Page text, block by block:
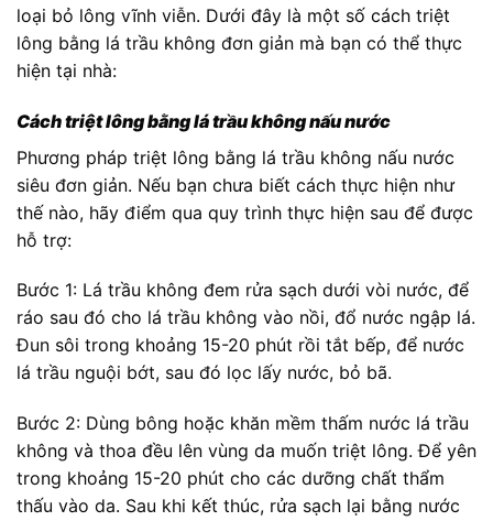
loại bỏ lông vĩnh viễn. Dưới đây là một số cách triệt
lông bằng lá trầu không đơn giản mà bạn có thể thực
hiện tại nhà:
Cách triệt lông bằng lá trầu không nấu nước
Phương pháp triệt lông bằng lá trầu không nấu nước
siêu đơn giản. Nếu bạn chưa biết cách thực hiện như
thế nào, hãy điểm qua quy trình thực hiện sau để được
hỗ trợ:
Bước 1: Lá trầu không đem rửa sạch dưới vòi nước, để
ráo sau đó cho lá trầu không vào nồi, đổ nước ngập lá.
Đun sôi trong khoảng 15-20 phút rồi tắt bếp, để nước
lá trầu nguội bớt, sau đó lọc lấy nước, bỏ bã.
Bước 2: Dùng bông hoặc khăn mềm thấm nước lá trầu
không và thoa đều lên vùng da muốn triệt lông. Để yên
trong khoảng 15-20 phút cho các dưỡng chất thẩm
thấu vào da. Sau khi kết thúc, rửa sạch lại bằng nước